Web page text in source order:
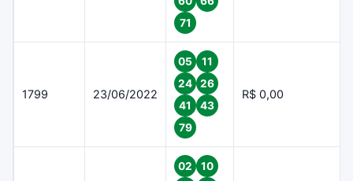
71
1799 23/06/2022
05
11
24
26
41
43
79
R$ 0,00
02
10